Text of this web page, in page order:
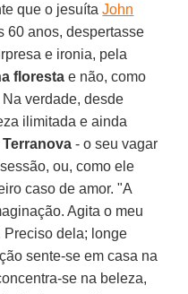
que o jesuítaJohn
60 anos, despertasse
e ironia, pela
floresta e não, como
verdade, desde
ilimitada e ainda
Terranova - o seu vagar
ou, como ele
caso de amor. "A
Agita o meu
Preciso dela; longe
sente-se em casa na
se na beleza,